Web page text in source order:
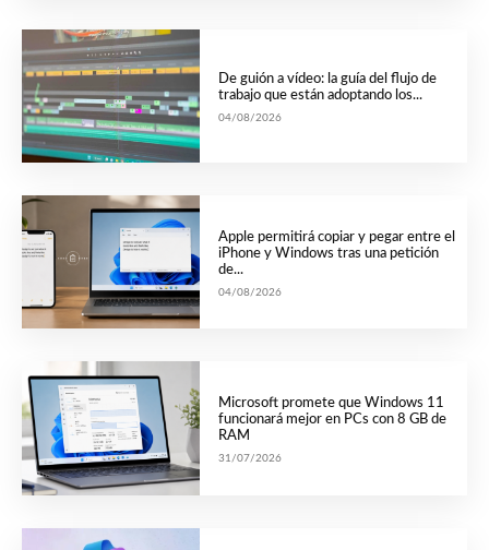
De guión a vídeo: la guía del flujo de
trabajo que están adoptando los...
04/08/2026
Apple permitirá copiar y pegar entre el
iPhone y Windows tras una petición
de...
04/08/2026
Microsoft promete que Windows 11
funcionará mejor en PCs con 8 GB de
RAM
31/07/2026